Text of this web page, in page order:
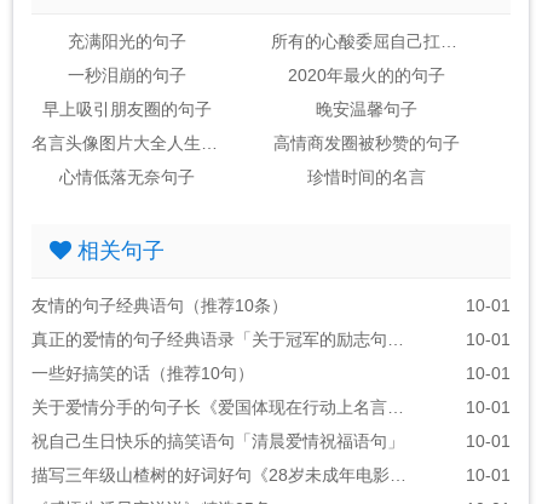
充满阳光的句子
一秒泪崩的句子
2020年最火的的句子
早上吸引朋友圈的句子
晚安温馨句子
高情商发圈被秒赞的句子
心情低落无奈句子
珍惜时间的名言
相关句子
友情的句子经典语句（推荐10条）
10-01
10-01
一些好搞笑的话（推荐10句）
10-01
10-01
祝自己生日快乐的搞笑语句「清晨爱情祝福语句」
10-01
10-01